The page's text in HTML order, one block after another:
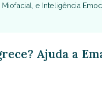
e Inteligência
Ajuda a